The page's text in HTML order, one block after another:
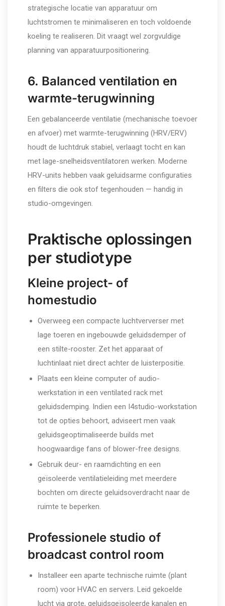
strategische locatie van apparatuur om
luchtstromen te minimaliseren en toch voldoende
koeling te realiseren. Dit vraagt wel zorgvuldige
planning van apparatuurpositionering.
6. Balanced ventilation en
warmte-terugwinning
Een gebalanceerde ventilatie (mechanische toevoer
en afvoer) met warmte-terugwinning (HRV/ERV)
houdt de luchtdruk stabiel, verlaagt tocht en kan
met lage-snelheidsventilatoren werken. Moderne
HRV-units hebben vaak geluidsarme configuraties
en filters die ook stof tegenhouden — handig in
studio-omgevingen.
Praktische oplossingen
per studiotype
Kleine project- of
homestudio
Overweeg een compacte luchtververser met
lage toeren en ingebouwde geluidsdemper of
een stilte-rooster. Zet het apparaat of
luchtinlaat niet direct achter de luisterpositie.
Plaats een kleine computer of audio-
werkstation in een ventilated rack met
geluidsdemping. Indien een I4studio-workstation
tot de opties behoort, adviseert men vaak
geluidsgeoptimaliseerde builds met
hoogwaardige fans of blower-free designs.
Gebruik deur- en raamdichting en een
geïsoleerde ventilatieleiding met meerdere
bochten om directe geluidsoverdracht naar de
ruimte te beperken.
Professionele studio of
broadcast control room
Installeer een aparte technische ruimte (plant
room) voor HVAC en servers. Leid gekoelde
lucht via grote, geluidsgeïsoleerde kanalen en